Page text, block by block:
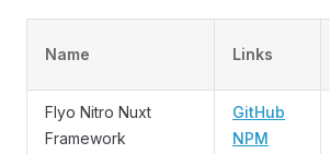
Name Links
Flyo Nitro Nuxt
Framework
GitHub
NPM